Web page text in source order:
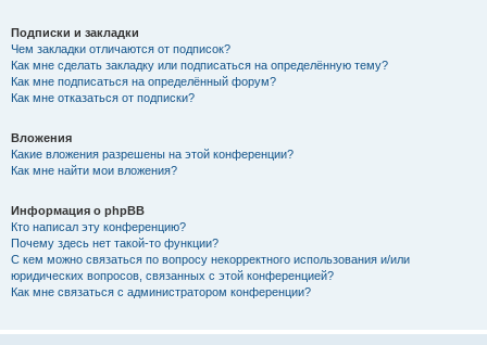
Подписки и закладки
Чем закладки отличаются от подписок?
Как мне сделать закладку или подписаться на определённую тему?
Как мне подписаться на определённый форум?
Как мне отказаться от подписки?
Вложения
Какие вложения разрешены на этой конференции?
Как мне найти мои вложения?
Информация о phpBB
Кто написал эту конференцию?
Почему здесь нет такой-то функции?
С кем можно связаться по вопросу некорректного использования и/или
юридических вопросов, связанных с этой конференцией?
Как мне связаться с администратором конференции?